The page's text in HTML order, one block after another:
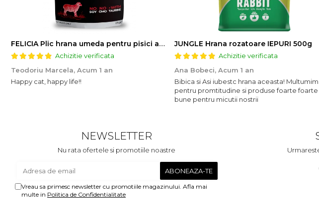
FELICIA Plic hrana umeda pentru pisici adulte, cu Miel, Set 12x85g
Achizitie verificata
Teodoriu Marcela, Acum 1 an
Happy cat, happy life!!
JUNGLE Hrana rozatoare IEPURI 500g
Achizitie verificata
Ana Bobeci, Acum 1 an
Bibica si Asi iubestc hrana aceasta! Multumim
pentru promtitudine si produse foarte foarte
bune pentru micutii nostrii
NEWSLETTER
Nu rata ofertele si promotiile noastre
Vreau sa primesc newsletter cu promotiile magazinului. Afla mai
multe in Politica de Confidentialitate